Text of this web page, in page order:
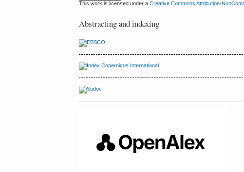
This work is licensed under a Creative Commons Attribution-
Abstracting and indexing